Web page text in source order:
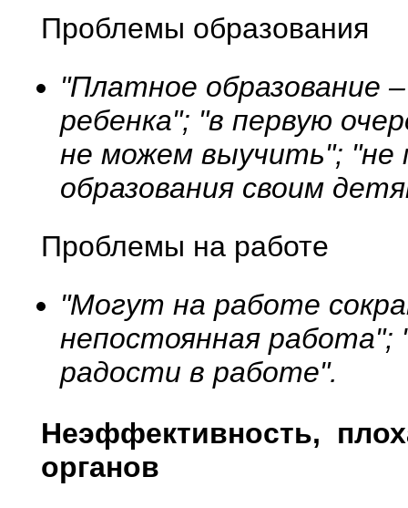
Проблемы образования
"Платное образование
ребенка"; "в первую
не можем выучить"; "не
образования своим
Проблемы на работе
"Могут на работе
непостоянная
радости в работе".
Неэффективность,
органов